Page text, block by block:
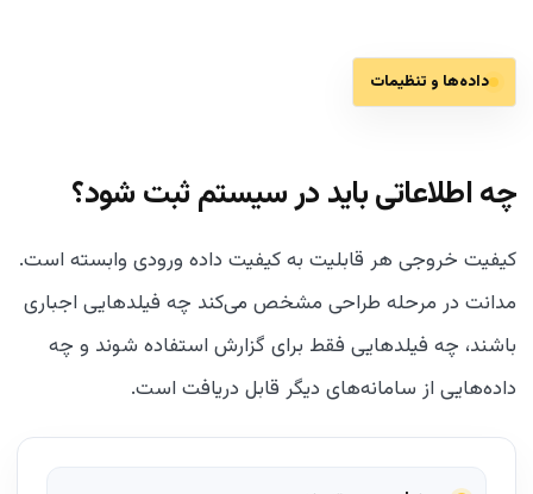
داده‌ها و تنظیمات
چه اطلاعاتی باید در سیستم ثبت شود؟
کیفیت خروجی هر قابلیت به کیفیت داده ورودی وابسته است.
مدانت در مرحله طراحی مشخص می‌کند چه فیلدهایی اجباری
باشند، چه فیلدهایی فقط برای گزارش استفاده شوند و چه
داده‌هایی از سامانه‌های دیگر قابل دریافت است.